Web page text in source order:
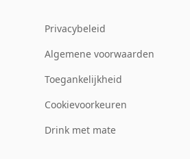
Privacybeleid
Algemene voorwaarden
Toegankelijkheid
Cookievoorkeuren
Drink met mate